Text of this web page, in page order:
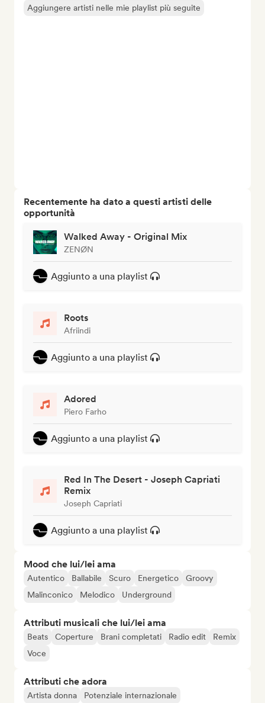
Aggiungere artisti nelle mie playlist più seguite
Recentemente ha dato a questi artisti delle
opportunità
Walked Away - Original Mix
ZENØN
Aggiunto a una playlist
Roots
Afriindi
Aggiunto a una playlist
Adored
Piero Farho
Aggiunto a una playlist
Red In The Desert - Joseph Capriati
Remix
Joseph Capriati
Aggiunto a una playlist
Mood che lui/lei ama
Autentico Ballabile Scuro Energetico
Groovy
Malinconico
Melodico Underground
Attributi musicali che lui/lei ama
Beats Coperture Brani completati Radio edit
Remix
Voce
Attributi che adora
Artista donna Potenziale internazionale